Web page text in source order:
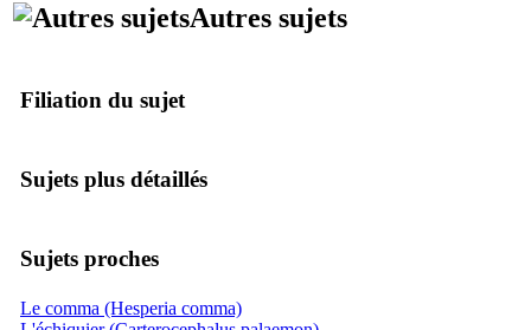
Autres sujets
Filiation du sujet
Sujets plus détaillés
Sujets proches
Le comma (Hesperia comma)